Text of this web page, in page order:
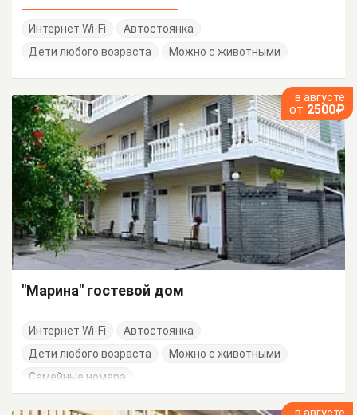
Интернет Wi-Fi
Автостоянка
Дети любого возраста
Можно с животными
в августе
от 2500₽
"Марина" гостевой дом
Интернет Wi-Fi
Автостоянка
Дети любого возраста
Можно с животными
Семейные номера